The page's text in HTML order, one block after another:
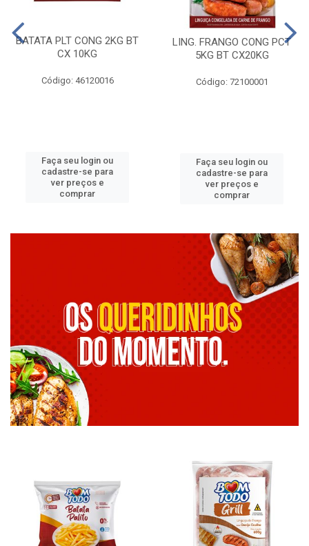
BATATA PLT CONG 2KG BT
CX 10KG
Código: 46120016
Faça seu login ou
cadastre-se para
ver preços e
comprar
LING. FRANGO CONG PCT
5KG BT CX20KG
Código: 72100001
Faça seu login ou
cadastre-se para
ver preços e
comprar